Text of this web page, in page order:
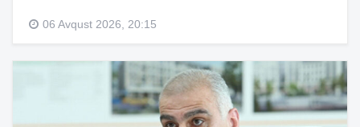
06 Avqust 2026, 20:15